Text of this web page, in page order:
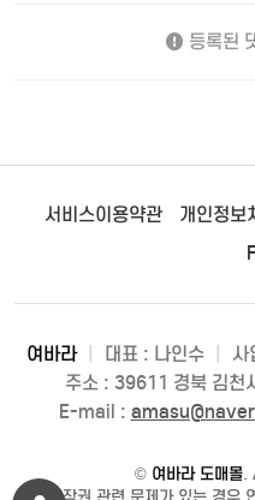
등록된
서비스이용약관 개인정보
여바라 대표 : 나인수
주소 : 39611 경북 김천
E-mail :
© 여바라 도매몰.